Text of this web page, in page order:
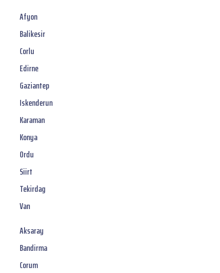
Afyon
Balikesir
Corlu
Edirne
Gaziantep
Iskenderun
Karaman
Konya
Ordu
Siirt
Tekirdag
Van
Aksaray
Bandirma
Corum